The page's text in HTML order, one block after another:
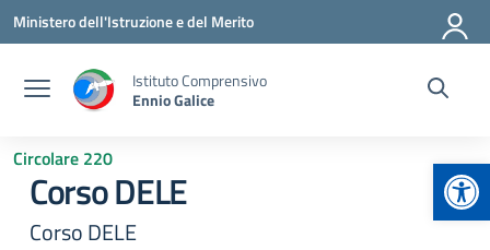
Vai ai contenuti
Vai al menu di navigazione
Vai al footer
Ministero dell'Istruzione e del Merito
Istituto Comprensivo
Ennio Galice
Circolare 220
Corso DELE
Corso DELE